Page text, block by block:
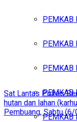
PEMKAB
PEMKAB
PEMKAB
PEMKAB
PEMKAB
Sat Lantas Polres
hutan dan lahan
Pembuang, Sabtu